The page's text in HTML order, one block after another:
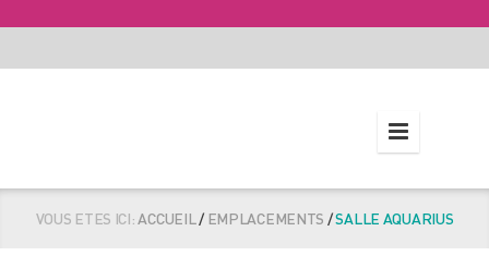
VOUS ETES ICI:ACCUEIL/EMPLACEMENTS /SALLE AQUARIUS